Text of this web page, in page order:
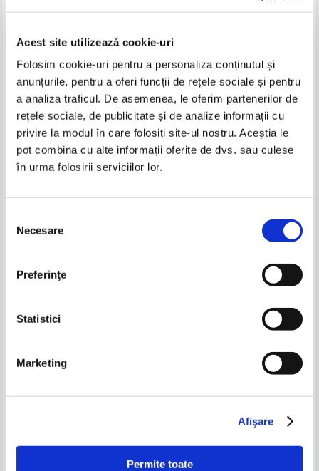
Acest site utilizează cookie-uri
Folosim cookie-uri pentru a personaliza conținutul și
anunțurile, pentru a oferi funcții de rețele sociale și pentru
a analiza traficul. De asemenea, le oferim partenerilor de
rețele sociale, de publicitate și de analize informații cu
privire la modul în care folosiți site-ul nostru. Aceștia le
pot combina cu alte informații oferite de dvs. sau culese
în urma folosirii serviciilor lor.
consimțământului
Necesare
Preferinţe
Statistici
Marketing
Afişare
Permite toate
Walter Block - Pledoarii
prostituatelor, a spargatorilor de
greva, a camatarilor, a
Pret:37,00Lei 25,90 Lei
Adaugă în coș
Jim Blythe - Comportamentul
consumatorului: Strategii si
tactici, atragerea clientelei,
Pret:53,00Lei 21,20 Lei
Gabriela Popescu - Ghid pentru
Pret:43,00Lei 25,80 Lei
Nicu Gavriluta - Noile religii
Pret:60,00Lei 30,00 Lei